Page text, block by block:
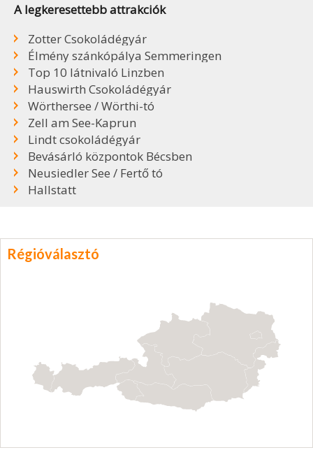
A legkeresettebb attrakciók
Zotter Csokoládégyár
Élmény szánkópálya Semmeringen
Top 10 látnivaló Linzben
Hauswirth Csokoládégyár
Wörthersee / Wörthi-tó
Zell am See-Kaprun
Lindt csokoládégyár
Bevásárló központok Bécsben
Neusiedler See / Fertő tó
Hallstatt
Régióválasztó